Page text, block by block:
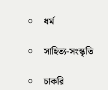
ধর্ম
সাহিত্য-সংস্কৃতি
চাকরি